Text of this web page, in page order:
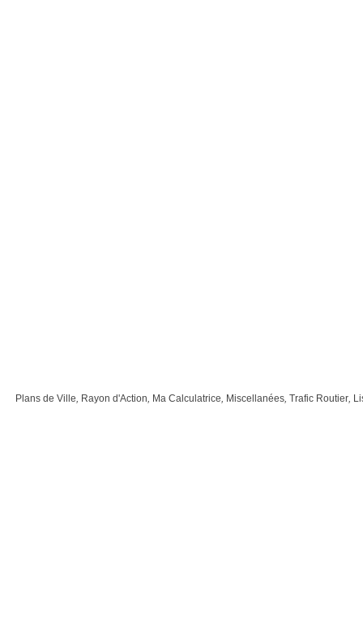
Plans de Ville, Rayon d'Action, Ma Calculatrice, Miscellanées, Trafic Routier,